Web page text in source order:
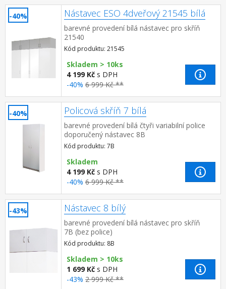
-40% Nástavec ESO 4dveřový 21545 bílá
barevné provedení bílá nástavec pro skříň
21540
Kód produktu: 21545
Skladem > 10ks
4 199 Kč s DPH
-40% 6 999 Kč **
-40% Policová skříň 7 bílá
barevné provedení bílá čtyři variabilní police
doporučený nástavec 8B
Kód produktu: 7B
Skladem
4 199 Kč s DPH
-40% 6 999 Kč **
-43% Nástavec 8 bílý
barevné provedení bílá nástavec pro skříň
7B (bez police)
Kód produktu: 8B
Skladem > 10ks
1 699 Kč s DPH
-43% 2 999 Kč **